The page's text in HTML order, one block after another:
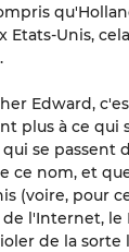
Unis,
Edward,
plus à ce qui
se passent
ce nom, et
(voire, pour
l'Internet, le
de la sorte